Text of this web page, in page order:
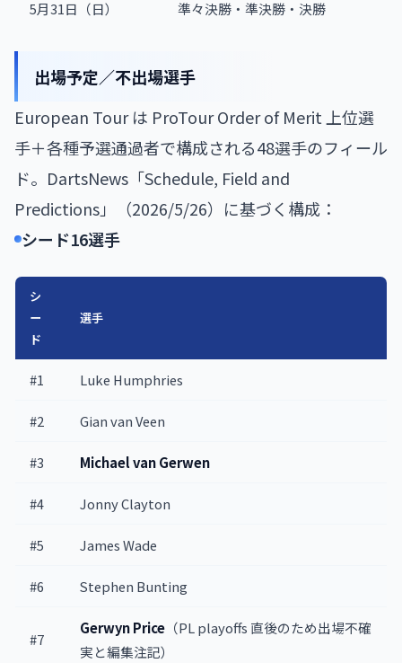
5月31日（日） 準々決勝・準決勝・決勝
出場予定／不出場選手
European Tour は ProTour Order of Merit 上位選
手＋各種予選通過者で構成される48選手のフィール
ド。DartsNews「Schedule, Field and
Predictions」（2026/5/26）に基づく構成：
シード16選手
シ
ー
ド
選手
#1 Luke Humphries
#2 Gian van Veen
#3 Michael van Gerwen
#4 Jonny Clayton
#5 James Wade
#6 Stephen Bunting
#7
Gerwyn Price （PL playoffs 直後のため出場不確
実と編集注記）